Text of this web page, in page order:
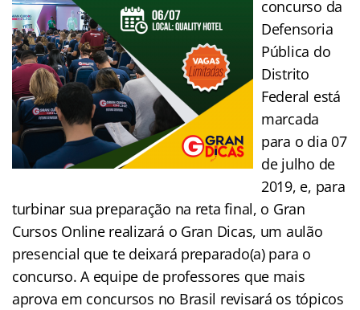
concurso da
Defensoria
Pública do
Distrito
Federal está
marcada
para o dia 07
de julho de
2019, e, para
turbinar sua preparação na reta final, o Gran
Cursos Online realizará o Gran Dicas, um aulão
presencial que te deixará preparado(a) para o
concurso. A equipe de professores que mais
aprova em concursos no Brasil revisará os tópicos